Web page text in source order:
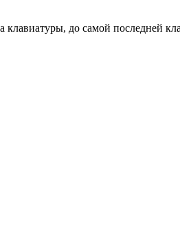
до самой последней